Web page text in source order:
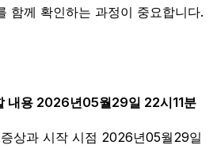
함께 확인하는 과정이 중요합니다.
내용 2026년05월29일 22시11분
상과 시작 시점 2026년05월29일